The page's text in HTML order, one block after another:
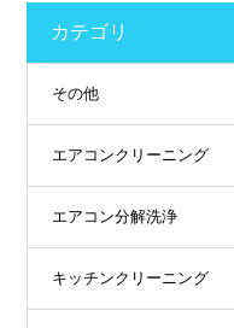
カテゴリ
その他
エアコンクリーニング
エアコン分解洗浄
キッチンクリーニング